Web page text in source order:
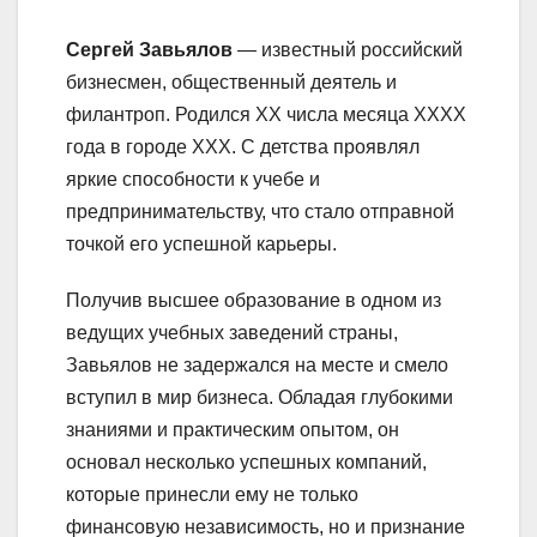
Сергей Завьялов — известный российский
бизнесмен, общественный деятель и
филантроп. Родился XX числа месяца XXXX
года в городе ХХХ. С детства проявлял
яркие способности к учебе и
предпринимательству, что стало отправной
точкой его успешной карьеры.
Получив высшее образование в одном из
ведущих учебных заведений страны,
Завьялов не задержался на месте и смело
вступил в мир бизнеса. Обладая глубокими
знаниями и практическим опытом, он
основал несколько успешных компаний,
которые принесли ему не только
финансовую независимость, но и признание